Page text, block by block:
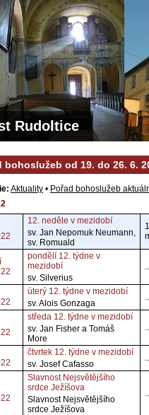
Rudoltice
bohoslužeb od 19. do 26. 6.
Aktuality • Pořad bohoslužeb
12. neděle v mezidobí
sv. Jan Nepomuk Neumann,
sv. Romuald
pondělí 12. týdne v
mezidobí
sv. Silverius
úterý 12. týdne v mezidobí
sv. Alois Gonzaga
středa 12. týdne v mezidobí
sv. Jan Fisher a Tomáš
More
čtvrtek 12. týdne v mezidobí
sv. Josef Cafasso
Slavnost Nejsvětějšího
srdce Ježíšova
Slavnost Nejsvětějšího
srdce Ježíšova